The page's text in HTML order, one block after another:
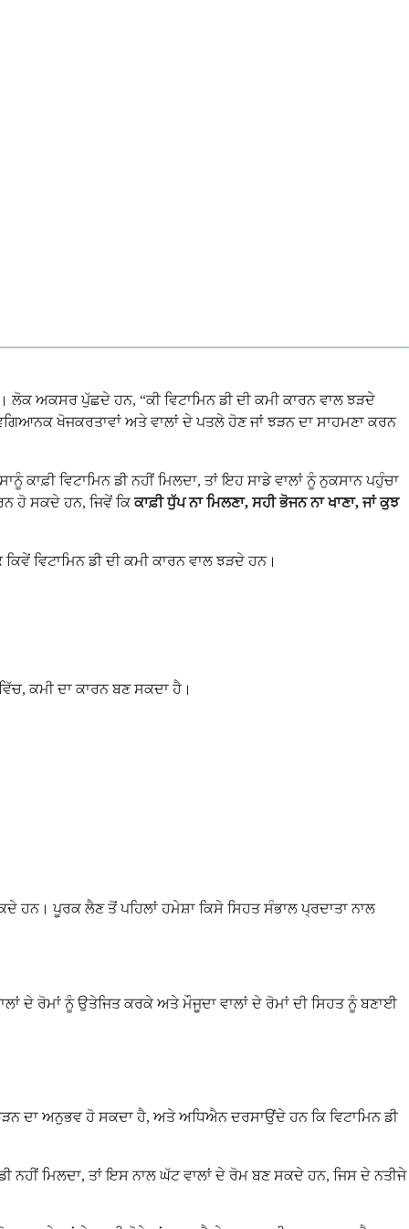
ਲੋਕ ਅਕਸਰ ਪੁੱਛਦੇ ਹਨ, “ਕੀ ਵਿਟਾਮਿਨ ਡੀ ਦੀ ਕਮੀ ਕਾਰਨ ਵਾਲ ਝੜਦੇ
ਖੋਜਕਰਤਾਵਾਂ ਅਤੇ ਵਾਲਾਂ ਦੇ ਪਤਲੇ ਹੋਣ ਜਾਂ ਝੜਨ ਦਾ ਸਾਹਮਣਾ ਕਰਨ
ਕਾਫ਼ੀ ਵਿਟਾਮਿਨ ਡੀ ਨਹੀਂ ਮਿਲਦਾ, ਤਾਂ ਇਹ ਸਾਡੇ ਵਾਲਾਂ ਨੂੰ ਨੁਕਸਾਨ ਪਹੁੰਚਾ
ਹੋ ਸਕਦੇ ਹਨ, ਜਿਵੇਂ ਕਿਕਾਫ਼ੀ ਧੁੱਪ ਨਾ ਮਿਲਣਾ, ਸਹੀ ਭੋਜਨ ਨਾ ਖਾਣਾ, ਜਾਂ ਕੁਝ
ਵਿਟਾਮਿਨ ਡੀ ਦੀ ਕਮੀ ਕਾਰਨ ਵਾਲ ਝੜਦੇ ਹਨ।
ਕਮੀ ਦਾ ਕਾਰਨ ਬਣ ਸਕਦਾ ਹੈ।
ਹਨ। ਪੂਰਕ ਲੈਣ ਤੋਂ ਪਹਿਲਾਂ ਹਮੇਸ਼ਾ ਕਿਸੇ ਸਿਹਤ ਸੰਭਾਲ ਪ੍ਰਦਾਤਾ ਨਾਲ
ਦੇ ਰੋਮਾਂ ਨੂੰ ਉਤੇਜਿਤ ਕਰਕੇ ਅਤੇ ਮੌਜੂਦਾ ਵਾਲਾਂ ਦੇ ਰੋਮਾਂ ਦੀ ਸਿਹਤ ਨੂੰ ਬਣਾਈ
ਦਾ ਅਨੁਭਵ ਹੋ ਸਕਦਾ ਹੈ, ਅਤੇ ਅਧਿਐਨ ਦਰਸਾਉਂਦੇ ਹਨ ਕਿ ਵਿਟਾਮਿਨ ਡੀ
ਨਹੀਂ ਮਿਲਦਾ, ਤਾਂ ਇਸ ਨਾਲ ਘੱਟ ਵਾਲਾਂ ਦੇ ਰੋਮ ਬਣ ਸਕਦੇ ਹਨ, ਜਿਸ ਦੇ ਨਤੀਜੇ